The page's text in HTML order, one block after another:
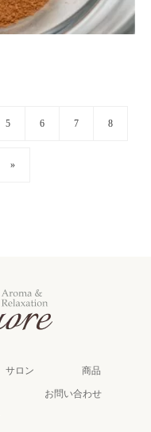
5 6 7 8
»
サロン 商品
お問い合わせ